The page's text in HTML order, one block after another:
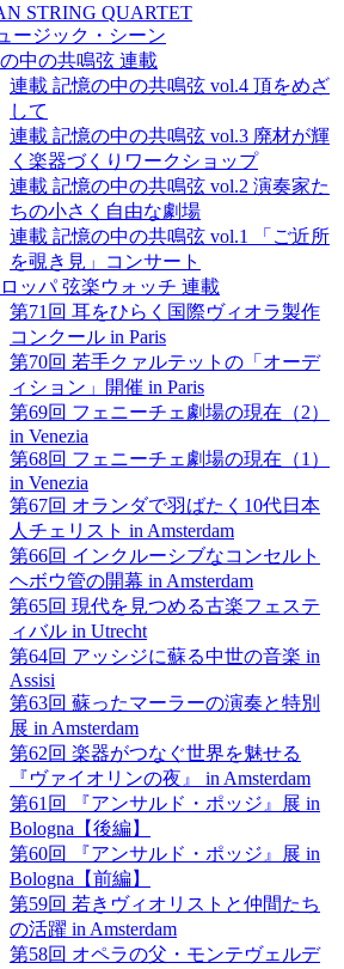
STRING QUARTET
ージック・シーン
中の共鳴弦 連載
連載 記憶の中の共鳴弦 vol.4 頂をめざ
して
連載 記憶の中の共鳴弦 vol.3 廃材が輝
く楽器づくりワークショップ
連載 記憶の中の共鳴弦 vol.2 演奏家た
ちの小さく自由な劇場
連載 記憶の中の共鳴弦 vol.1 「ご近所
を覗き見」コンサート
ッパ 弦楽ウォッチ 連載
第71回 耳をひらく国際ヴィオラ製作
コンクール in Paris
第70回 若手クァルテットの「オーデ
ィション」開催 in Paris
第69回 フェニーチェ劇場の現在（2）
in Venezia
第68回 フェニーチェ劇場の現在（1）
in Venezia
第67回 オランダで羽ばたく10代日本
人チェリスト in Amsterdam
第66回 インクルーシブなコンセルト
ヘボウ管の開幕 in Amsterdam
第65回 現代を見つめる古楽フェステ
ィバル in Utrecht
第64回 アッシジに蘇る中世の音楽 in
Assisi
第63回 蘇ったマーラーの演奏と特別
展 in Amsterdam
第62回 楽器がつなぐ世界を魅せる
『ヴァイオリンの夜』 in Amsterdam
第61回 『アンサルド・ポッジ』展 in
Bologna【後編】
第60回 『アンサルド・ポッジ』展 in
Bologna【前編】
第59回 若きヴィオリストと仲間たち
の活躍 in Amsterdam
第58回 オペラの父・モンテヴェルデ